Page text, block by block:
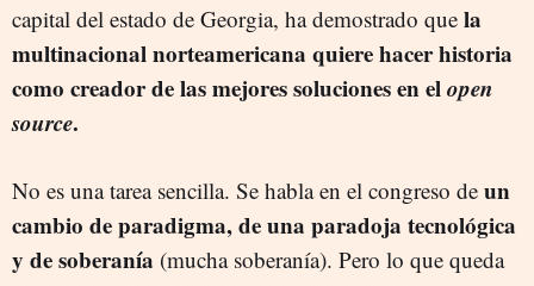
capital del estado de Georgia, ha demostrado que la
multinacional norteamericana quiere hacer historia
como creador de las mejores soluciones en elopen
source.
No es una tarea sencilla. Se habla en el congreso de un
cambio de paradigma, de una paradoja tecnológica
y de soberanía (mucha soberanía). Pero lo que queda